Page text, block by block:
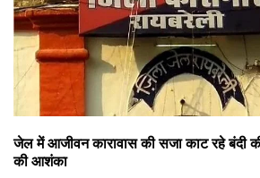
जेल में आजीवन कारावास की सजा काट रहे बंदी
की आशंका